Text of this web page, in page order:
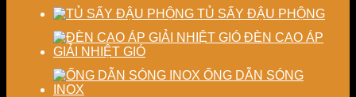
TỦ SẤY ĐẬU PHỘNG
ĐÈN CAO ÁP
GIẢI NHIỆT GIÓ
ỐNG DẪN SÓNG
INOX